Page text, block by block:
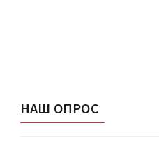
НАШ ОПРОС